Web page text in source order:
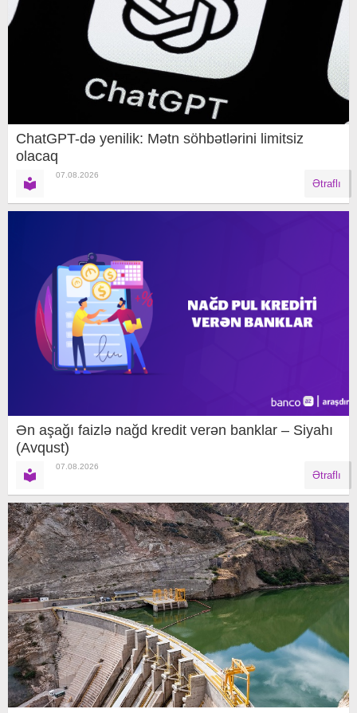
ChatGPT-də yenilik: Mətn söhbətlərini limitsiz
olacaq
07.08.2026
Ətraflı
Ən aşağı faizlə nağd kredit verən banklar – Siyahı
(Avqust)
07.08.2026
Ətraflı